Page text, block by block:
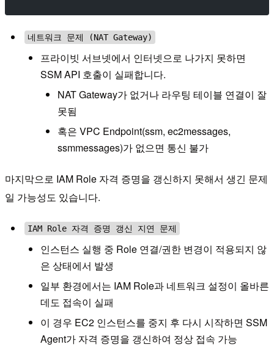
네트워크 문제 (NAT Gateway)
프라이빗 서브넷에서 인터넷으로 나가지 못하면
SSM API 호출이 실패합니다.
NAT Gateway가 없거나 라우팅 테이블 연결이 잘
못됨
혹은 VPC Endpoint(ssm, ec2messages,
ssmmessages)가 없으면 통신 불가
마지막으로 IAM Role 자격 증명을 갱신하지 못해서 생긴 문제
일 가능성도 있습니다.
IAM Role 자격 증명 갱신 지연 문제
인스턴스 실행 중 Role 연결/권한 변경이 적용되지 않
은 상태에서 발생
일부 환경에서는 IAM Role과 네트워크 설정이 올바른
데도 접속이 실패
이 경우 EC2 인스턴스를 중지 후 다시 시작하면 SSM
Agent가 자격 증명을 갱신하여 정상 접속 가능